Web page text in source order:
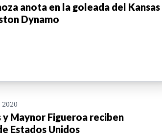
anota en la goleada del Kansas
Dynamo
Maynor Figueroa reciben
Estados Unidos